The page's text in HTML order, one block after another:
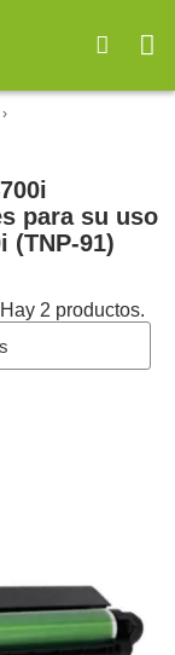
para su uso
(TNP-91)
Hay 2 productos.